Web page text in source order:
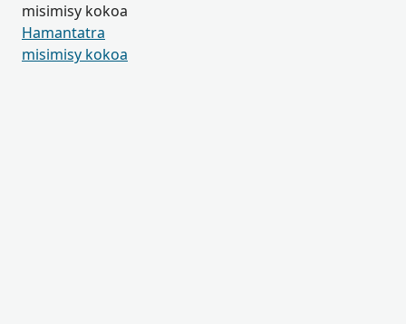
misimisy kokoa
Hamantatra
misimisy kokoa